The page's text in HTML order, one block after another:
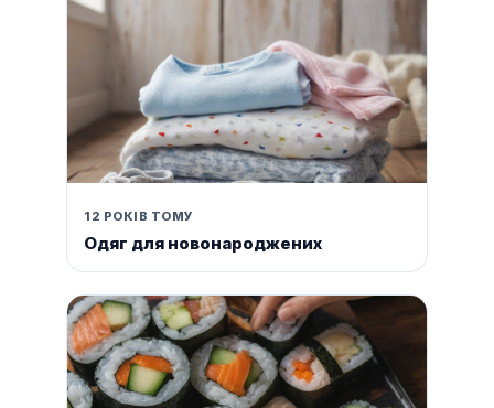
12 РОКІВ ТОМУ
Одяг для новонароджених